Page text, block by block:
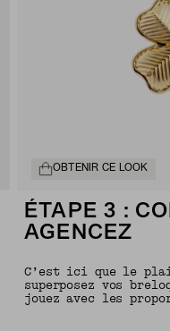
OBTENIR CE LOOK
ÉTAPE 3 :
AGENCEZ
C’est ici que le
superposez vos
jouez avec les